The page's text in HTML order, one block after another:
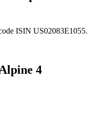
ISIN US02083E1055.
4